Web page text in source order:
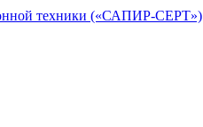
техники («САПИР-СЕРТ»)